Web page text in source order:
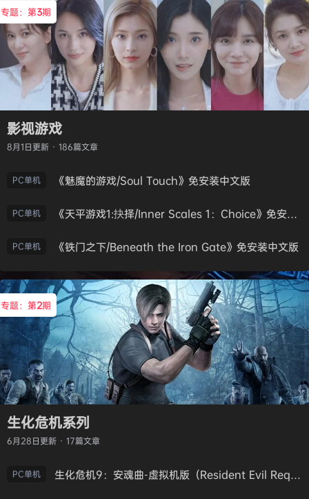
专题：第3期
影视游戏
8月1日更新 · 186篇文章
PC单机 《魅魔的游戏/Soul Touch》免安装中文版
PC单机 《天平游戏1:抉择/Inner Scales 1：Choice》免安装中文版
PC单机 《铁门之下/Beneath the Iron Gate》免安装中文版
专题：第2期
生化危机系列
6月28日更新 · 17篇文章
PC单机 生化危机9：安魂曲-虚拟机版（Resident Evil Requiem HYPERVISOR）免安装中文版